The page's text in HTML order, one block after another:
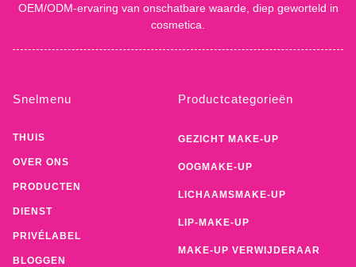
OEM/ODM-ervaring van onschatbare waarde, diep geworteld in
cosmetica.
Snelmenu
THUIS
OVER ONS
PRODUCTEN
DIENST
PRIVÉLABEL
BLOGGEN
Productcategorieën
GEZICHT MAKE-UP
OOGMAKE-UP
LICHAAMSMAKE-UP
LIP-MAKE-UP
MAKE-UP VERWIJDERAAR